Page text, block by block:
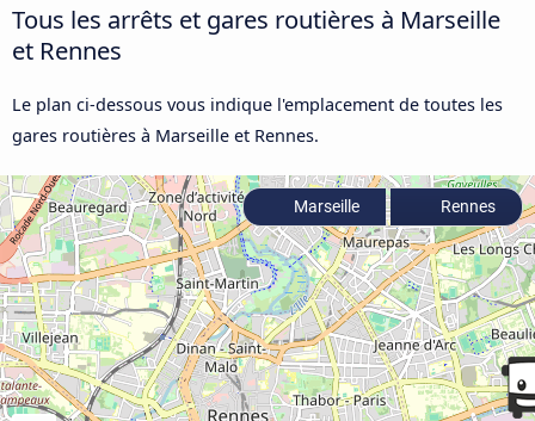
Tous les arrêts et gares routières à Marseille
et Rennes
Le plan ci-dessous vous indique l'emplacement de toutes les
gares routières à Marseille et Rennes.
Marseille Rennes